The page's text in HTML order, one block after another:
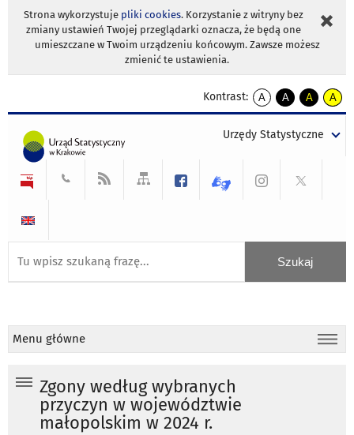
Strona wykorzystuje pliki cookies. Korzystanie z witryny bez
zmiany ustawień Twojej przeglądarki oznacza, że będą one
umieszczane w Twoim urządzeniu końcowym. Zawsze możesz
zmienić te ustawienia.
Kontrast:
A
kontrast
A
kontrast
tekst
czarnym
A
kontrast
tekst
czarnym
A
tekst
żółtym
Urzędy Statystyczne
Menu główne
Zgony według wybranych
przyczyn w województwie
małopolskim w 2024 r.